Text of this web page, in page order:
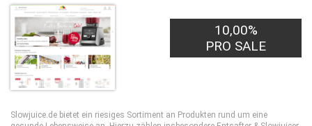
10,00%
PRO SALE
Slowjuice.de bietet ein riesiges Sortiment an Produkten rund um eine